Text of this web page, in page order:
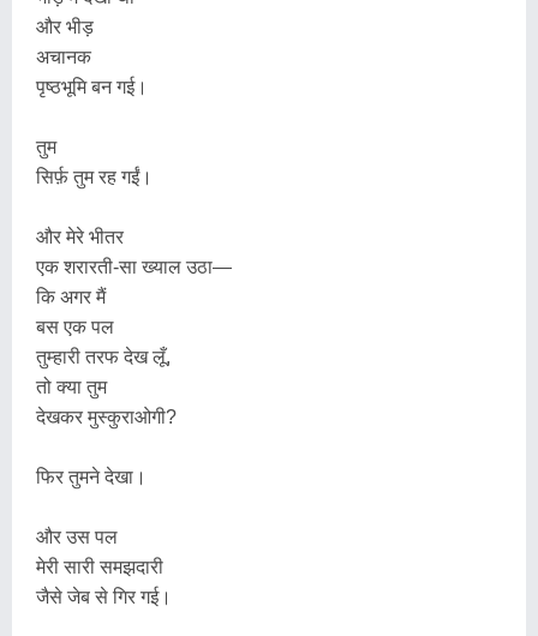
और भीड़
अचानक
पृष्ठभूमि बन गई।
तुम
सिर्फ़ तुम रह गईं।
और मेरे भीतर
एक शरारती-सा ख्याल उठा—
कि अगर मैं
बस एक पल
तुम्हारी तरफ देख लूँ,
तो क्या तुम
देखकर मुस्कुराओगी?
फिर तुमने देखा।
और उस पल
मेरी सारी समझदारी
जैसे जेब से गिर गई।